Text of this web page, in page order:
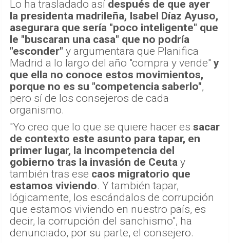
Lo ha trasladado así después de que ayer
la presidenta madrileña, Isabel Díaz Ayuso,
asegurara que sería "poco inteligente" que
le "buscaran una casa" que no podría
"esconder" y argumentara que Planifica
Madrid a lo largo del año "compra y vende" y
que ella no conoce estos movimientos,
porque no es su "competencia saberlo",
pero sí de los consejeros de cada
organismo.
"Yo creo que lo que se quiere hacer es sacar
de contexto este asunto para tapar, en
primer lugar, la incompetencia del
gobierno tras la invasión de Ceuta y
también tras ese caos migratorio que
estamos viviendo. Y también tapar,
lógicamente, los escándalos de corrupción
que estamos viviendo en nuestro país, es
decir, la corrupción del sanchismo", ha
denunciado, por su parte, el consejero.